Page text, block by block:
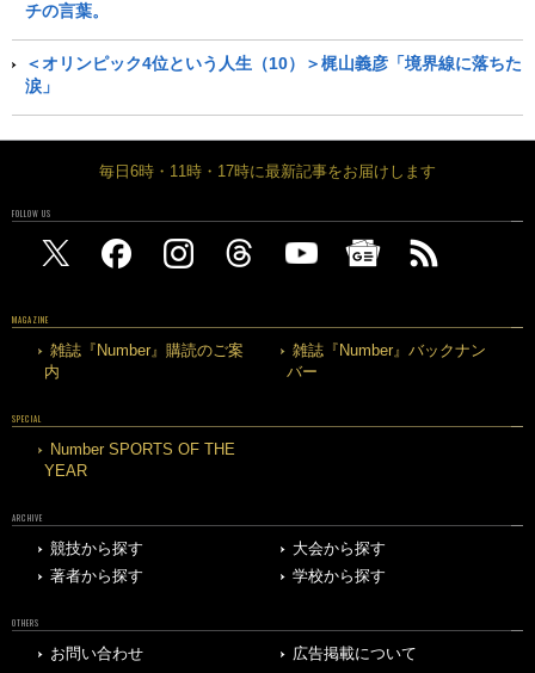
チの言葉。
＜オリンピック4位という人生（10）＞梶山義彦「境界線に落ちた
涙」
毎日6時・11時・17時に最新記事をお届けします
FOLLOW US
MAGAZINE
雑誌『Number』購読のご案
内
雑誌『Number』バックナン
バー
SPECIAL
Number SPORTS OF THE
YEAR
ARCHIVE
競技から探す
大会から探す
著者から探す
学校から探す
OTHERS
お問い合わせ 広告掲載について